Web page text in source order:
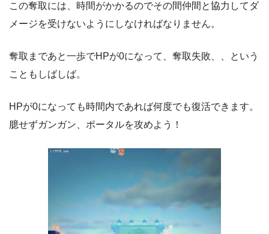
この奪取には、時間がかかるのでその間仲間と協力してダ
メージを受けないようにしなければなりません。
奪取まであと一歩でHPが0になって、奪取失敗、、という
こともしばしば。
HPが0になっても時間内であれば何度でも復活できます。
臆せずガンガン、ポータルを攻めよう！